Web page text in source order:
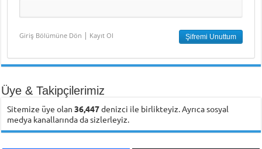
Giriş Bölümüne Dön | Kayıt Ol
Üye & Takipçilerimiz
Sitemize üye olan36,447denizci ile birlikteyiz. Ayrıca sosyal
medya kanallarında da sizlerleyiz.